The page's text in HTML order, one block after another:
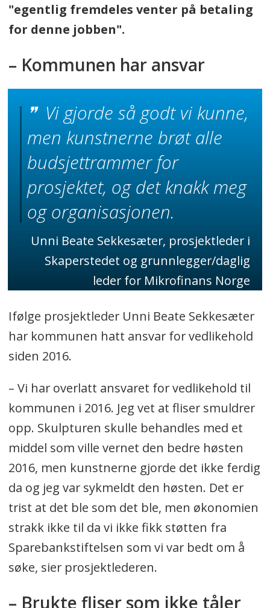
"egentlig fremdeles venter på betaling
for denne jobben".
– Kommunen har ansvar
Vi gjorde så godt vi kunne,
men kunstnerne brøt alle
budsjettrammer for
prosjektet, og det knakk meg
og organisasjonen.
Unni Beate Sekkesæter, prosjektleder i
Skaperstedet og grunnlegger/daglig
leder for Mikrofinans Norge
Ifølge prosjektleder Unni Beate Sekkesæter
har kommunen hatt ansvar for vedlikehold
siden 2016.
– Vi har overlatt ansvaret for vedlikehold til
kommunen i 2016. Jeg vet at fliser smuldrer
opp. Skulpturen skulle behandles med et
middel som ville vernet den bedre høsten
2016, men kunstnerne gjorde det ikke ferdig
da og jeg var sykmeldt den høsten. Det er
trist at det ble som det ble, men økonomien
strakk ikke til da vi ikke fikk støtten fra
Sparebankstiftelsen som vi var bedt om å
søke, sier prosjektlederen.
– Brukte fliser som ikke tåler